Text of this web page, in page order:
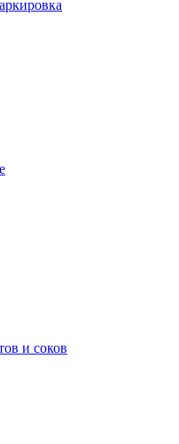
и соков